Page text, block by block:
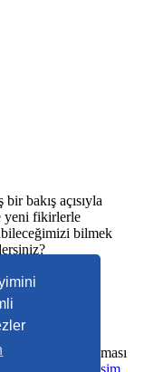
bakış açısıyla
yeni fikirlerle
bilmek
çoğaltılması
Dodo Bilişim